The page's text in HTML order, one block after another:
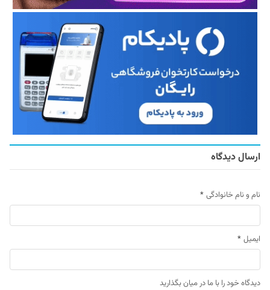
ارسال دیدگاه
نام و نام خانوادگی *
ایمیل *
دیدگاه خود را با ما در میان بگذارید